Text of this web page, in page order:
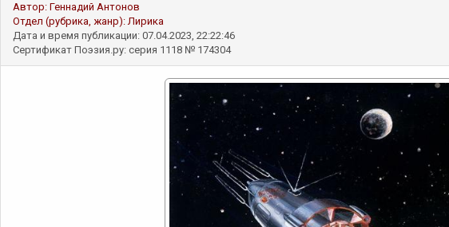
Автор: Геннадий Антонов
Отдел (рубрика, жанр):Лирика
Дата и время публикации: 07.04.2023, 22:22:46
Сертификат Поэзия.ру: серия 1118 № 174304